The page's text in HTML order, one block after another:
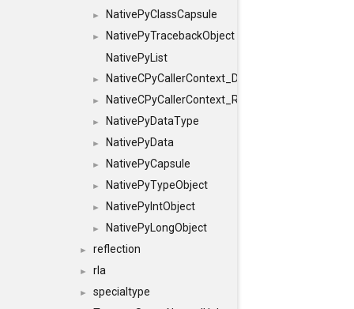
► NativePyClassCapsule
►
NativePyTracebackObject
NativePyList
► NativeCPyCallerContext_Debug
► NativeCPyCallerContext_Release
► NativePyDataType
► NativePyData
► NativePyCapsule
► NativePyTypeObject
► NativePyIntObject
► NativePyLongObject
► reflection
► rla
►
specialtype